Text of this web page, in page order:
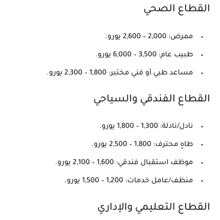
القطاع الصحي
ممرض: 2,000 – 2,600 يورو .
طبيب عام: 3,500 – 6,000 يورو .
مساعد طبي أو فني مختبر: 1,800 – 2,300 يورو .
القطاع الفندقي والسياحي
نادل/نادلة: 1,300 – 1,800 يورو .
طاهٍ محترف: 1,800 – 2,500 يورو .
موظف استقبال فندقي: 1,600 – 2,100 يورو .
منظف/عامل خدمات: 1,200 – 1,500 يورو .
القطاع التعليمي والإداري